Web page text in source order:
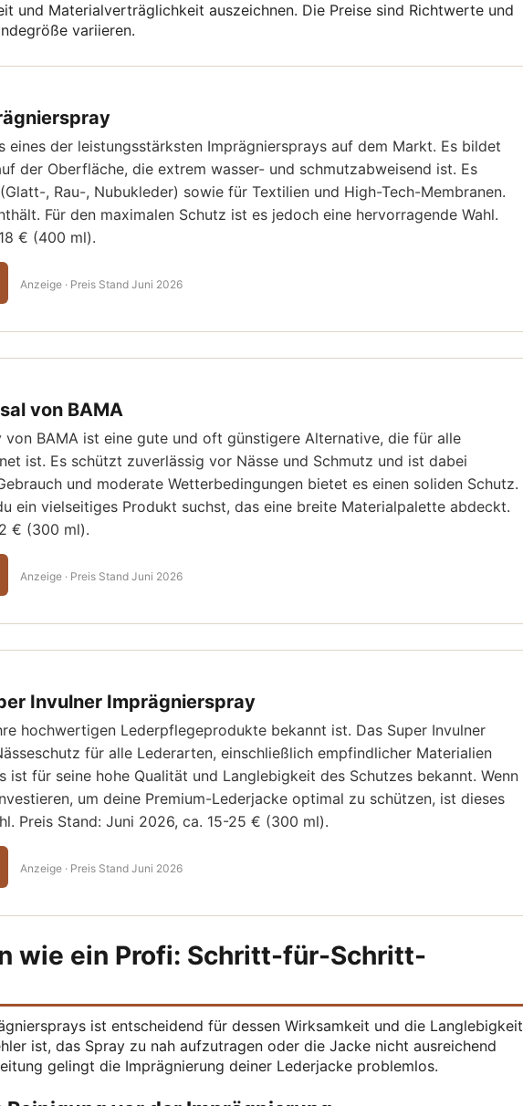
und Materialverträglichkeit auszeichnen. Die Preise sind Richtwerte und
variieren.
eines der leistungsstärksten Imprägniersprays auf dem Markt. Es bildet
der Oberfläche, die extrem wasser- und schmutzabweisend ist. Es
, Rau-, Nubukleder) sowie für Textilien und High-Tech-Membranen.
Für den maximalen Schutz ist es jedoch eine hervorragende Wahl.
€ (400 ml).
Anzeige · Preis Stand Juni 2026
von BAMA
von BAMA ist eine gute und oft günstigere Alternative, die für alle
ist. Es schützt zuverlässig vor Nässe und Schmutz und ist dabei
und moderate Wetterbedingungen bietet es einen soliden Schutz.
ein vielseitiges Produkt suchst, das eine breite Materialpalette abdeckt.
€ (300 ml).
Anzeige · Preis Stand Juni 2026
Invulner Imprägnierspray
hochwertigen Lederpflegeprodukte bekannt ist. Das Super Invulner
für alle Lederarten, einschließlich empfindlicher Materialien
ist für seine hohe Qualität und Langlebigkeit des Schutzes bekannt. Wenn
um deine Premium-Lederjacke optimal zu schützen, ist dieses
Preis Stand: Juni 2026, ca. 15-25 € (300 ml).
Anzeige · Preis Stand Juni 2026
wie ein Profi: Schritt-für-Schritt-
ist entscheidend für dessen Wirksamkeit und die Langlebigkeit
ist, das Spray zu nah aufzutragen oder die Jacke nicht ausreichend
gelingt die Imprägnierung deiner Lederjacke problemlos.